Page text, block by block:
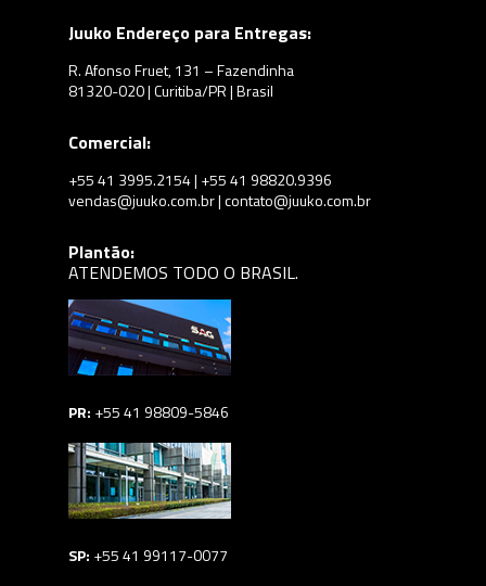
Juuko Endereço para Entregas:
R. Afonso Fruet, 131 – Fazendinha
81320-020 | Curitiba/PR | Brasil
Comercial:
+55 41 3995.2154 | +55 41 98820.9396
vendas@juuko.com.br | contato@juuko.com.br
Plantão:
ATENDEMOS TODO O BRASIL.
PR: +55 41 98809-5846
SP: +55 41 99117-0077